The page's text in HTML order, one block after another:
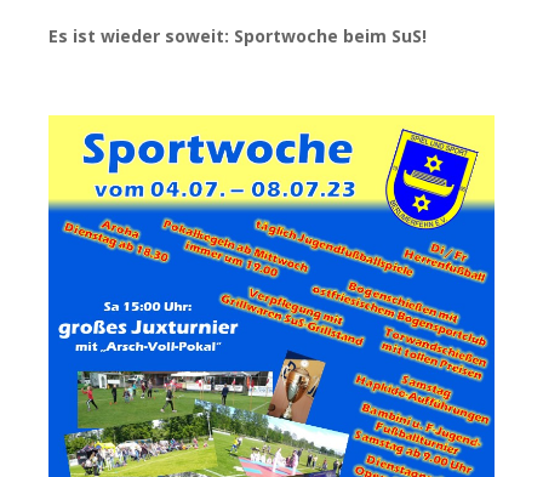
Es ist wieder soweit: Sportwoche beim SuS!